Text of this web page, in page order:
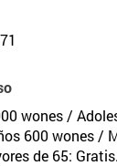
wones /
600 wones /
de 65: Gratis.